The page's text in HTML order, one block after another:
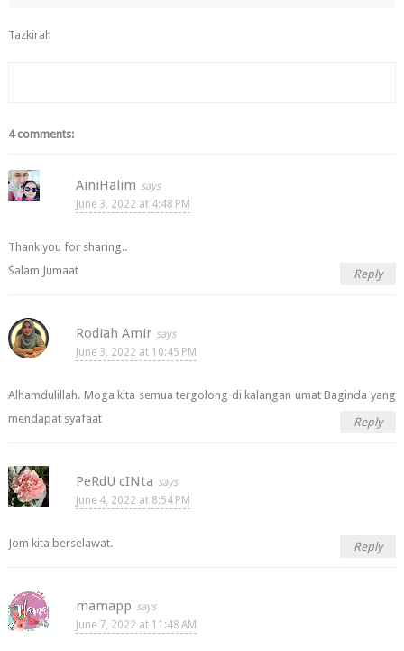
Tazkirah
4 comments:
AiniHalim
June 3, 2022 at 4:48 PM
Thank you for sharing..
Salam Jumaat
Reply
Rodiah Amir
June 3, 2022 at 10:45 PM
Alhamdulillah. Moga kita semua tergolong di kalangan umat Baginda yang
mendapat syafaat
Reply
PeRdU cINta
June 4, 2022 at 8:54 PM
Jom kita berselawat. Reply
mamapp
June 7, 2022 at 11:48 AM